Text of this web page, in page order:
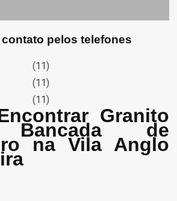
contato pelos telefones
(11)
(11)
(11)
Granito
Bancada de
na Vila Anglo